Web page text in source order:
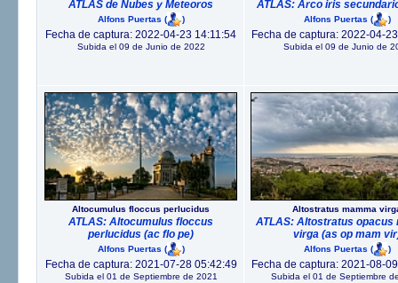
ATLAS de Nubes y Meteoros
Alfons Puertas ( )
Fecha de captura: 2022-04-23 14:11:54
Subida el 09 de Junio de 2022
ATLAS: Arco iris
Alfons Puertas ( )
Fecha de captura: 2022-04-
Subida el 09 de Junio de
Altocumulus floccus perlucidus
ATLAS: Altocumulus floccus
perlucidus (ac flo pe)
Alfons Puertas ( )
Fecha de captura: 2021-07-28 05:42:49
Subida el 01 de Septiembre de 2021
Altostratus mamma
ATLAS: Altostratus opacus
virga (as op mam
Alfons Puertas ( )
Fecha de captura: 2021-08-
Subida el 01 de Septiembre